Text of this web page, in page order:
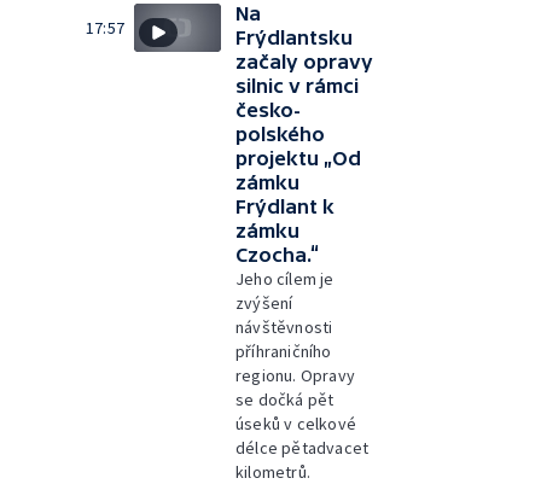
17:57
Na
Frýdlantsku
začaly opravy
silnic v rámci
česko-
polského
projektu „Od
zámku
Frýdlant k
zámku
Czocha.“
Jeho cílem je
zvýšení
návštěvnosti
příhraničního
regionu. Opravy
se dočká pět
úseků v celkové
délce pětadvacet
kilometrů.